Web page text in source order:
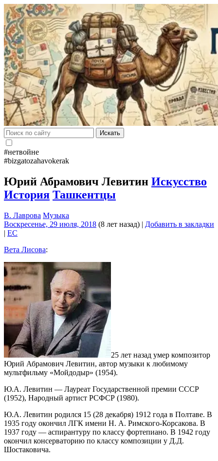
Искать
#нетвойне
#bizgatozahavokerak
Юрий Абрамович Левитин Искусство
История Ташкентцы
В. Лаврова Музыка
Воскресенье, 29 июля, 2018 (8 лет назад) | Добавить в закладки
| EC
Вета Лисова:
25 лет назад умер композитор
Юрий Абрамович Левитин, автор музыки к любимому
мультфильму «Мойдодыр» (1954).
Ю.А. Левитин — Лауреат Государственной премии СССР
(1952), Народный артист РСФСР (1980).
Ю.А. Левитин родился 15 (28 декабря) 1912 года в Полтаве. В
1935 году окончил ЛГК имени Н. А. Римского-Корсакова. В
1937 году — аспирантуру по классу фортепиано. В 1942 году
окончил консерваторию по классу композиции у Д.Д.
Шостаковича.